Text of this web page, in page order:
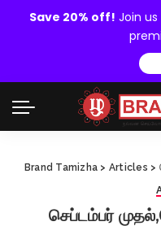
Save 20% off! Join
Brand Tamizha > Articles >
செப்டம்பர்